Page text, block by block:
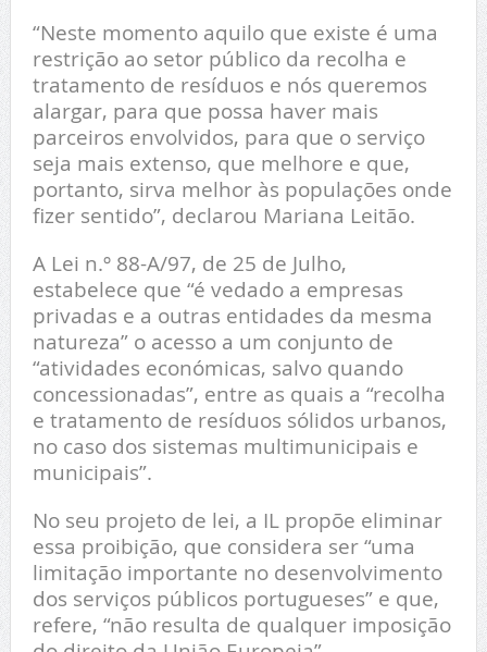
“Neste momento aquilo que existe é uma
restrição ao setor público da recolha e
tratamento de resíduos e nós queremos
alargar, para que possa haver mais
parceiros envolvidos, para que o serviço
seja mais extenso, que melhore e que,
portanto, sirva melhor às populações onde
fizer sentido”, declarou Mariana Leitão.
A Lei n.º 88-A/97, de 25 de Julho,
estabelece que “é vedado a empresas
privadas e a outras entidades da mesma
natureza” o acesso a um conjunto de
“atividades económicas, salvo quando
concessionadas”, entre as quais a “recolha
e tratamento de resíduos sólidos urbanos,
no caso dos sistemas multimunicipais e
municipais”.
No seu projeto de lei, a IL propõe eliminar
essa proibição, que considera ser “uma
limitação importante no desenvolvimento
dos serviços públicos portugueses” e que,
refere, “não resulta de qualquer imposição